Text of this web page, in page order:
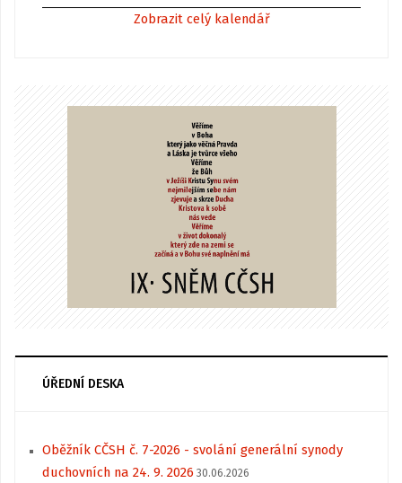
Zobrazit celý kalendář
ÚŘEDNÍ DESKA
Oběžník CČSH č. 7-2026 - svolání generální synody
duchovních na 24. 9. 2026 30.06.2026